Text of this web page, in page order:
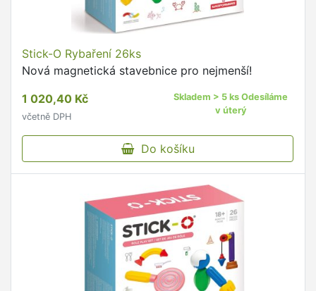
Stick-O Rybaření 26ks
Nová magnetická stavebnice pro nejmenší!
1 020,40 Kč
včetně DPH
Skladem > 5 ks Odesíláme
v úterý
Do košíku